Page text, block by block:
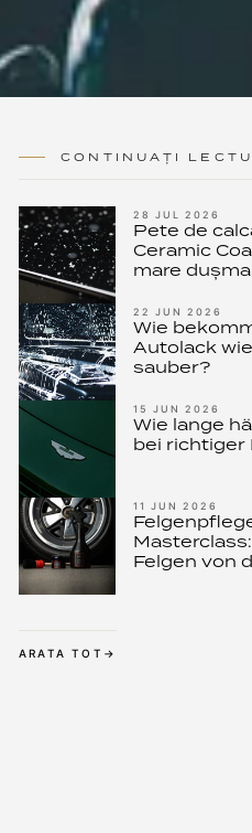
CONTINUAȚI
28 JUL 2026
Pete de
Ceramic
mare
vopselei – și
oprești
22 JUN 2026
Wie
Autolack
sauber?
15 JUN 2026
Wie lange
bei richtiger
11 JUN 2026
Felgen von
ARATA TOT